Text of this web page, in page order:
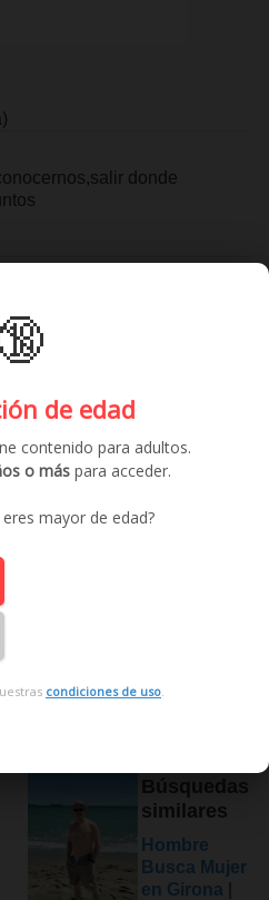
donde
Búsquedas
similares
Hombre
Busca Mujer
en Girona
de edad
contenido para adultos.
o más para acceder.
mayor de edad?
condiciones de uso.